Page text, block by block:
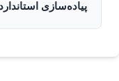
با شرایط سخت
خودرو نیز
پیاده‌سازی